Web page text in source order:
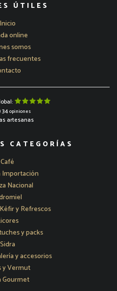
ÚTILES
Inicio
online
somos
frecuentes
34opiniones
artesanas
CATEGORÍAS
Café
Importación
Nacional
y Refrescos
y packs
Sidra
y accesorios
y Vermut
Gourmet